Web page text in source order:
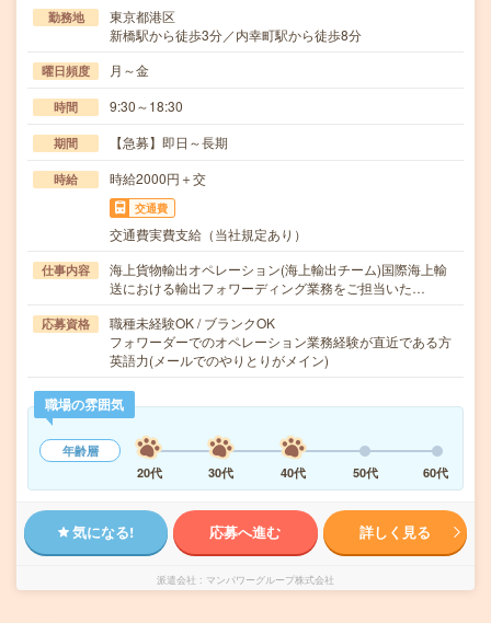
勤務地
東京都港区
新橋駅から徒歩3分／内幸町駅から徒歩8分
曜日頻度 月～金
時間 9:30～18:30
期間 【急募】即日～長期
時給 時給2000円＋交
交通費
交通費実費支給（当社規定あり）
仕事内容
海上貨物輸出オペレーション(海上輸出チーム)国際海上輸
送における輸出フォワーディング業務をご担当いた…
応募資格
職種未経験OK / ブランクOK
フォワーダーでのオペレーション業務経験が直近である方
英語力(メールでのやりとりがメイン)
職場の雰囲気
年齢層
20代
30代 40代 50代 60代
気になる! 応募へ進む 詳しく見る
派遣会社 マンパワーグループ株式会社